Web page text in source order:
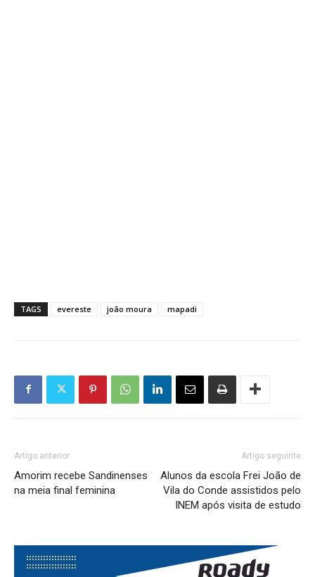
TAGS evereste joão moura mapadi
Artigo anterior
Amorim recebe Sandinenses
na meia final feminina
Artigo seguinte
Alunos da escola Frei João de
Vila do Conde assistidos pelo
INEM após visita de estudo